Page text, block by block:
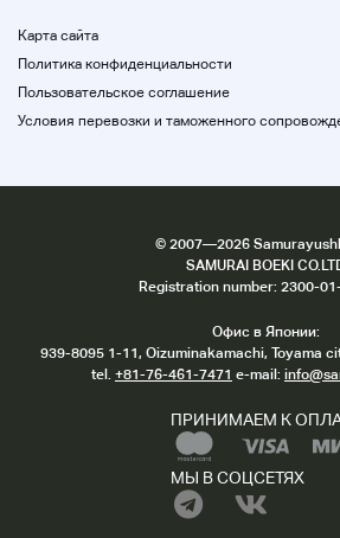
утечку или падение пробки во
пожалуйста, свяжитесь с нами.
Оплата
Если вы свяжетесь с нами или
・ Оплата банковского
только в том случае, если
Кроме того, в случае
банковского перевода,
учреждением.
Связаться с нами
・ Мы не занимаемся
Карта сайта
Политика конфиденциальности
Пользовательское соглашение
Условия перевозки и таможенного
© 2007—2026
SAMURAI BOEKI
Registration number: 2300-
Офис в Японии:
939-8095 1-11, Oizuminakamachi, Toyama
tel. +81-76-461-7471 e-mail:
ПРИНИМАЕМ К
МЫ В СОЦСЕТЯХ